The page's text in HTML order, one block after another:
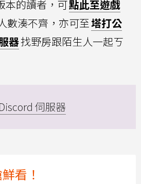
本的讀者，可點此至遊戲
數湊不齊，亦可至塔打公
器找野房跟陌生人一起ㄎ
伺服器
看！